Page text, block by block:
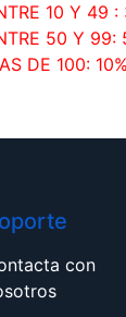
10 Y 49 :
50 Y 99:
DE 100: 10%
con